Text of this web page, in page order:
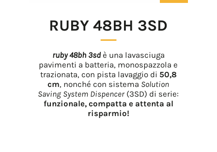
RUBY 48BH 3SD
ruby 48bh 3sd è una lavasciuga
pavimenti a batteria, monospazzola e
trazionata, con pista lavaggio di 50,8
cm, nonché con sistema Solution
Saving System Dispencer(3SD) di serie:
funzionale, compatta e attenta al
risparmio!